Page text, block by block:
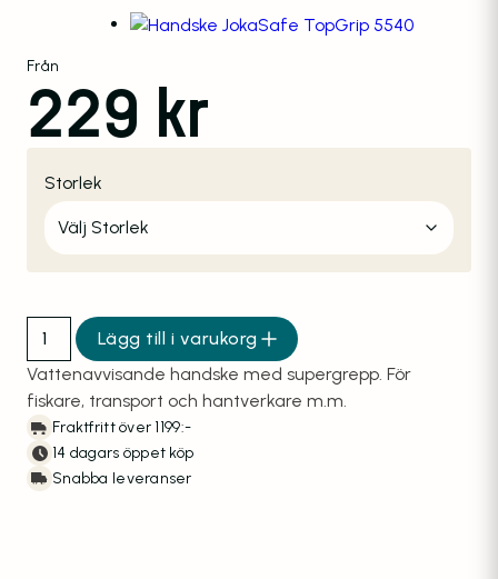
Från
229 kr
Storlek
Handske JokaSafe TopGrip 5540 mängd
Lägg till i varukorg
Vattenavvisande handske med supergrepp. För
fiskare, transport och hantverkare m.m.
Fraktfritt över 1199:-
14 dagars öppet köp
Snabba leveranser